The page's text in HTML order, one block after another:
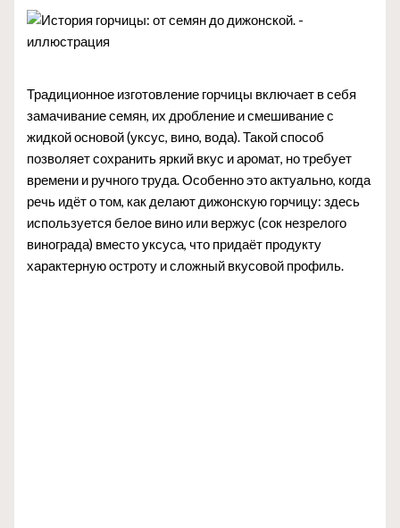
Традиционное изготовление горчицы включает в себя
замачивание семян, их дробление и смешивание с
жидкой основой (уксус, вино, вода). Такой способ
позволяет сохранить яркий вкус и аромат, но требует
времени и ручного труда. Особенно это актуально, когда
речь идёт о том, как делают дижонскую горчицу: здесь
используется белое вино или вержус (сок незрелого
винограда) вместо уксуса, что придаёт продукту
характерную остроту и сложный вкусовой профиль.